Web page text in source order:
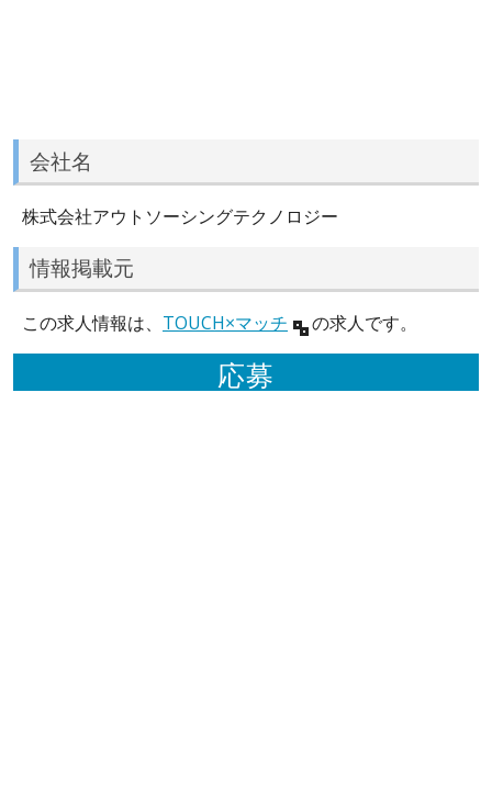
会社名
株式会社アウトソーシングテクノロジー
情報掲載元
この求人情報は、 TOUCH×マッチ の求人です。
応募